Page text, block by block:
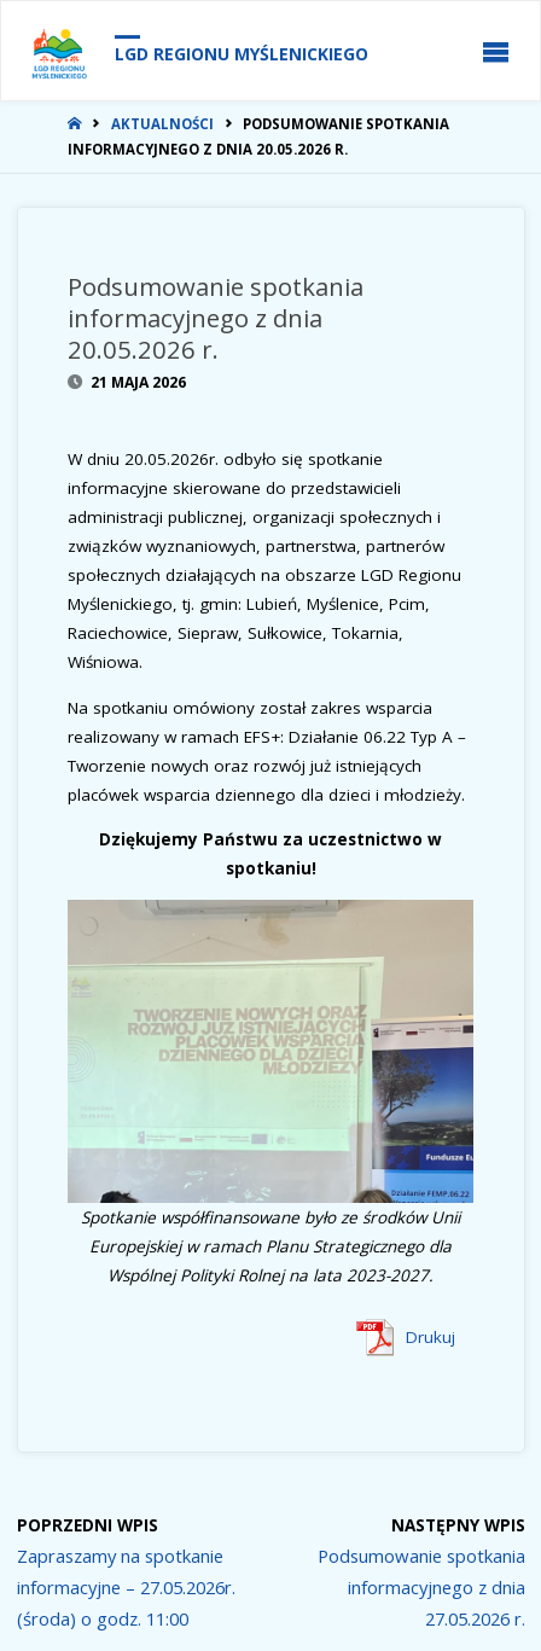
LGD REGIONU MYŚLENICKIEGO
STRONA
GŁÓWNA
AKTUALNOŚCI
PODSUMOWANIE SPOTKANIA
INFORMACYJNEGO Z DNIA 20.05.2026 R.
Podsumowanie spotkania
informacyjnego z dnia
20.05.2026 r.
21 MAJA 2026
W dniu 20.05.2026r. odbyło się spotkanie
informacyjne skierowane do przedstawicieli
administracji publicznej, organizacji społecznych i
związków wyznaniowych, partnerstwa, partnerów
społecznych działających na obszarze LGD Regionu
Myślenickiego, tj. gmin: Lubień, Myślenice, Pcim,
Raciechowice, Siepraw, Sułkowice, Tokarnia,
Wiśniowa.
Na spotkaniu omówiony został zakres wsparcia
realizowany w ramach EFS+: Działanie 06.22 Typ A –
Tworzenie nowych oraz rozwój już istniejących
placówek wsparcia dziennego dla dzieci i młodzieży.
Dziękujemy Państwu za uczestnictwo w
spotkaniu!
Spotkanie współfinansowane było ze środków Unii
Europejskiej w ramach Planu Strategicznego dla
Wspólnej Polityki Rolnej na lata 2023-2027.
Drukuj
POPRZEDNI WPIS
Zapraszamy na spotkanie
informacyjne – 27.05.2026r.
(środa) o godz. 11:00
NASTĘPNY WPIS
Podsumowanie spotkania
informacyjnego z dnia
27.05.2026 r.